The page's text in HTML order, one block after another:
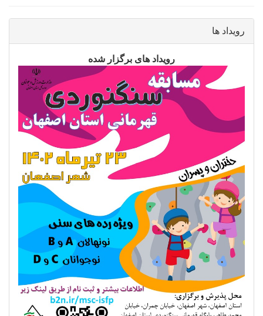
رویداد ها
رویداد های برگزار شده